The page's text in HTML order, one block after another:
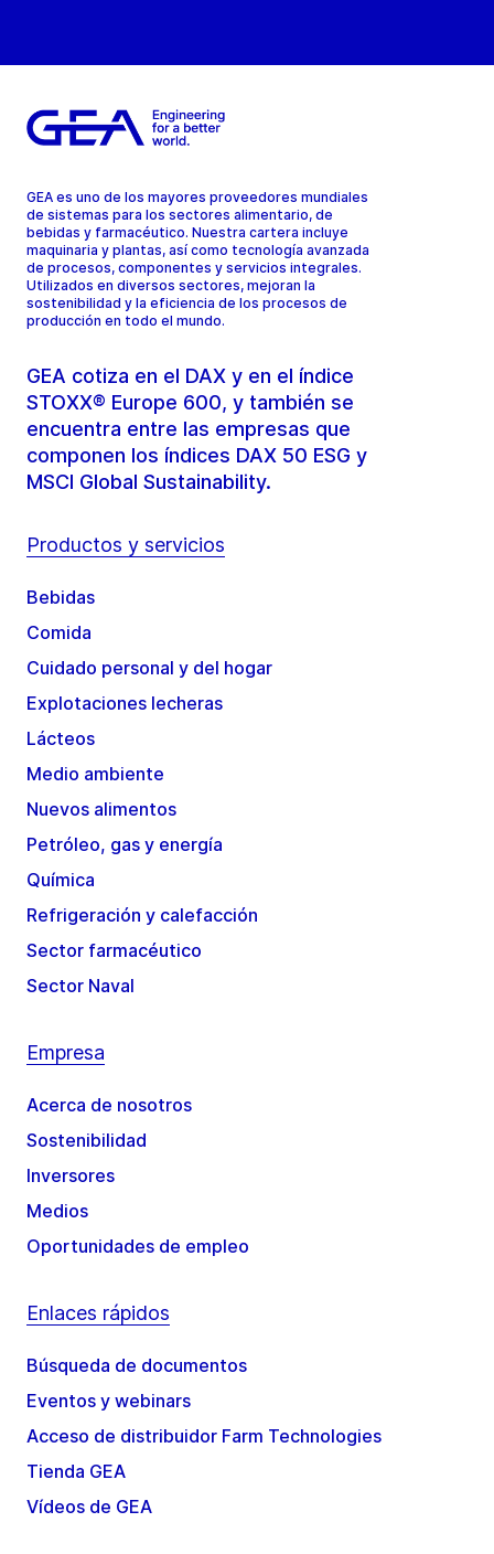
GEA es uno de los mayores proveedores mundiales
de sistemas para los sectores alimentario, de
bebidas y farmacéutico. Nuestra cartera incluye
maquinaria y plantas, así como tecnología avanzada
de procesos, componentes y servicios integrales.
Utilizados en diversos sectores, mejoran la
sostenibilidad y la eficiencia de los procesos de
producción en todo el mundo.
GEA cotiza en el DAX y en el índice
STOXX® Europe 600, y también se
encuentra entre las empresas que
componen los índices DAX 50 ESG y
MSCI Global Sustainability.
Productos y servicios
Bebidas
Comida
Cuidado personal y del hogar
Explotaciones lecheras
Lácteos
Medio ambiente
Nuevos alimentos
Petróleo, gas y energía
Química
Refrigeración y calefacción
Sector farmacéutico
Sector Naval
Empresa
Acerca de nosotros
Sostenibilidad
Inversores
Medios
Oportunidades de empleo
Enlaces rápidos
Búsqueda de documentos
Eventos y webinars
Acceso de distribuidor Farm Technologies
Tienda GEA
Vídeos de GEA